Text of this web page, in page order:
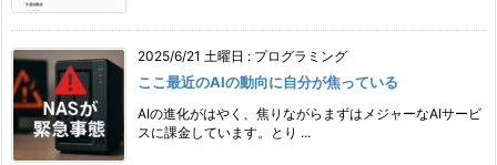
2025/6/21 土曜日 : プログラミング
ここ最近のAIの動向に自分が焦っている
AIの進化がはやく、焦りながらまずはメジャーなAIサービ
スに課金しています。とり ...